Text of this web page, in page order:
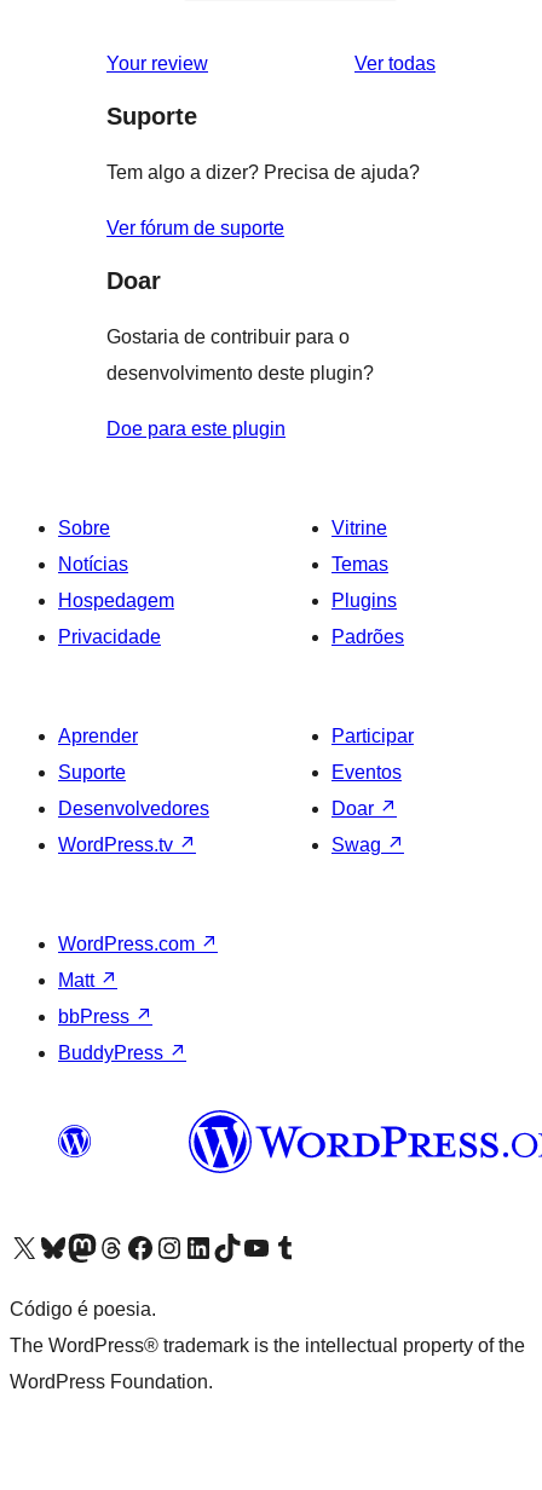
2
com
1
Your review Ver todasavaliações
Suporte
Tem algo a dizer? Precisa de ajuda?
Ver fórum de suporte
Doar
Gostaria de contribuir para o
desenvolvimento deste plugin?
Doe para este plugin
Sobre
Notícias
Hospedagem
Privacidade
Vitrine
Temas
Plugins
Padrões
Aprender
Suporte
Desenvolvedores
WordPress.tv ↗
Participar
Eventos
Doar ↗
Swag ↗
WordPress.com ↗
Matt ↗
bbPress ↗
BuddyPress ↗
Acessar nossa conta do X (antigo Twitter)
Acessar nossa conta do Bluesky
Acessar nossa conta do Mastodon
Acessar nossa conta do Threads
Acessar nossa página do Facebook
Acessar nossa conta do Instagram
Acessar nossa conta do LinkedIn
Acessar nossa conta do TikTok
Acessar nosso canal do YouTube
Acessar nossa conta no Tumblr
Código é poesia.
The WordPress® trademark is the intellectual property of the
WordPress Foundation.